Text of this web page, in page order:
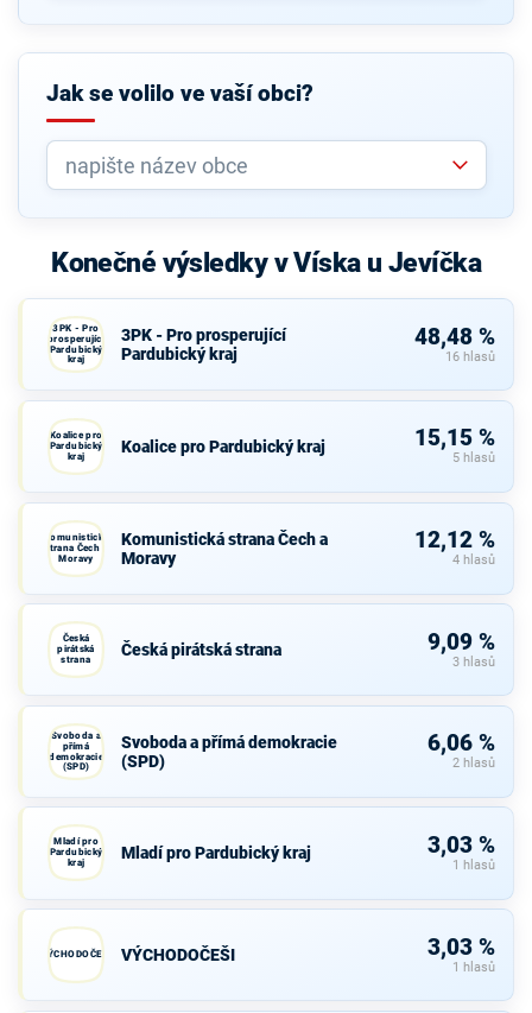
Jak se volilo ve vaší obci?
Konečné výsledky v Víska u Jevíčka
3PK - Pro
prosperující
Pardubický
kraj
3PK - Pro prosperující
Pardubický kraj
48,48 %
16 hlasů
Koalice pro
Pardubický
kraj
Koalice pro Pardubický kraj 15,15 %
5 hlasů
Komunistická
strana Čech a
Moravy
Komunistická strana Čech a
Moravy
12,12 %
4 hlasů
Česká
pirátská
strana
Česká pirátská strana 9,09 %
3 hlasů
Svoboda a
přímá
demokracie
(SPD)
Svoboda a přímá demokracie
(SPD)
6,06 %
2 hlasů
Mladí pro
Pardubický
kraj
Mladí pro Pardubický kraj 3,03 %
1 hlasů
VÝCHODOČEŠI VÝCHODOČEŠI 3,03 %
1 hlasů